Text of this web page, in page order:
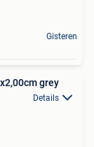
Gisteren
grey
Details